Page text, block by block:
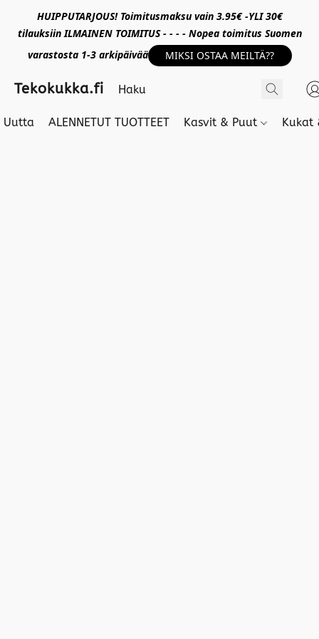
HUIPPUTARJOUS! Toimitusmaksu vain 3.95€ -YLI 30€
tilauksiin ILMAINEN TOIMITUS - - - - Nopea toimitus Suomen
varastosta 1-3 arkipäivää
MIKSI OSTAA MEILTÄ??
Tekokukka.fi
Uutta ALENNETUT TUOTTEET Kasvit & Puut Kukat